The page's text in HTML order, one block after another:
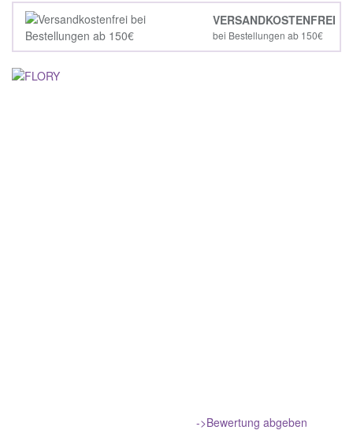
VERSANDKOSTENFREI
bei Bestellungen ab 150€
->Bewertung abgeben